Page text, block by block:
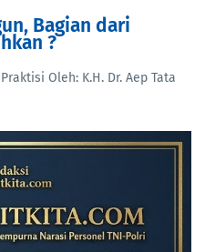
Bagian dari
?
Oleh: K.H. Dr. Aep Tata